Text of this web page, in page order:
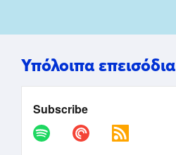
Υπόλοιπα επεισόδια